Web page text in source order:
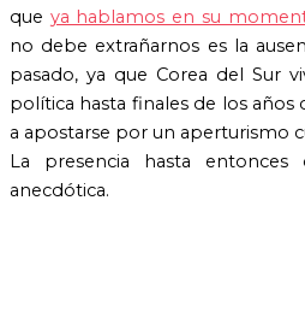
que ya hablamos en su
no debe extrañarnos es la
pasado, ya que Corea del Sur
política hasta finales de los
a apostarse por un aperturismo
La presencia hasta
anecdótica.